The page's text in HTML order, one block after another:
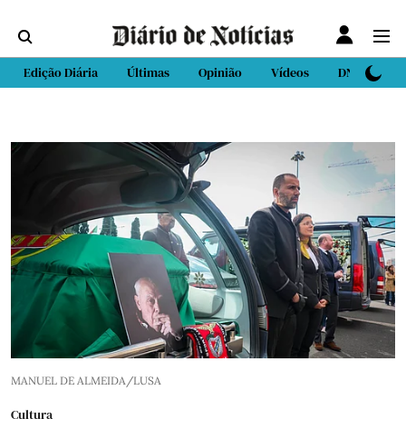
Edição Diária Últimas Opinião Vídeos DN Sport
MANUEL DE ALMEIDA/LUSA
Cultura